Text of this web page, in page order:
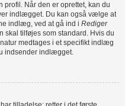
Når den er oprettet, kan du
indlægget. Du kan også vælge at
indlæg, ved at gå ind i Rediger
tilføjes som standard. Hvis du
medtages i et specifikt indlæg
indsender indlægget.